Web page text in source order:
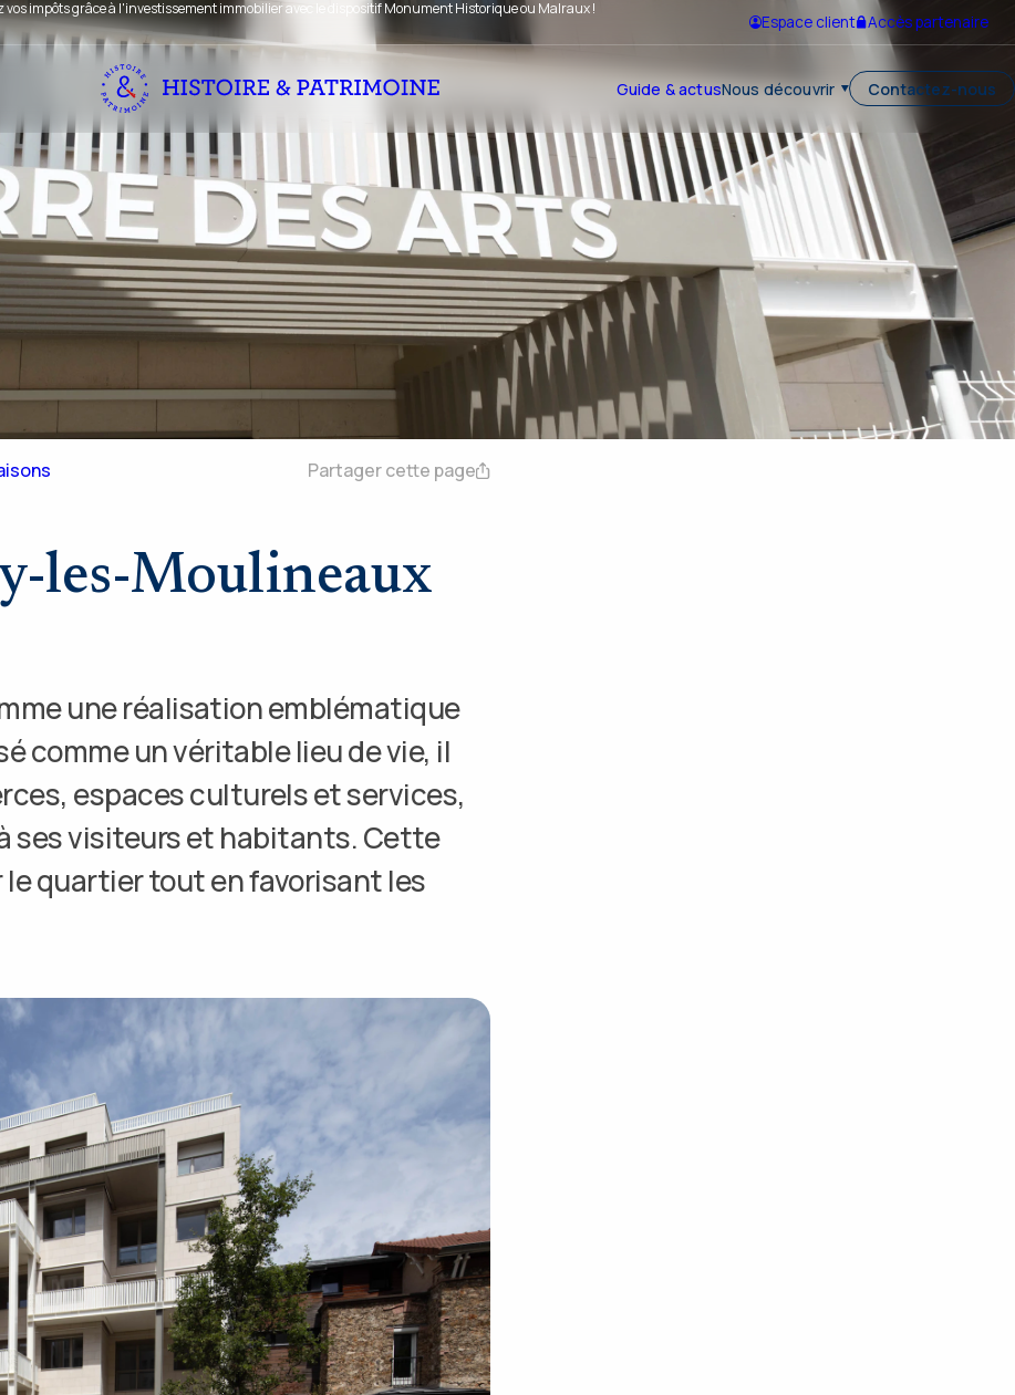
vos impôts grâce à l'investissement immobilier avec le dispositif Monument Historique ou Malraux !
Espace client Accès partenaire
Guide & actusNous découvrir Contactez-nous
Partager cette page
les-Moulineaux
une réalisation emblématique
comme un véritable lieu de vie, il
espaces culturels et services,
ses visiteurs et habitants. Cette
quartier tout en favorisant les